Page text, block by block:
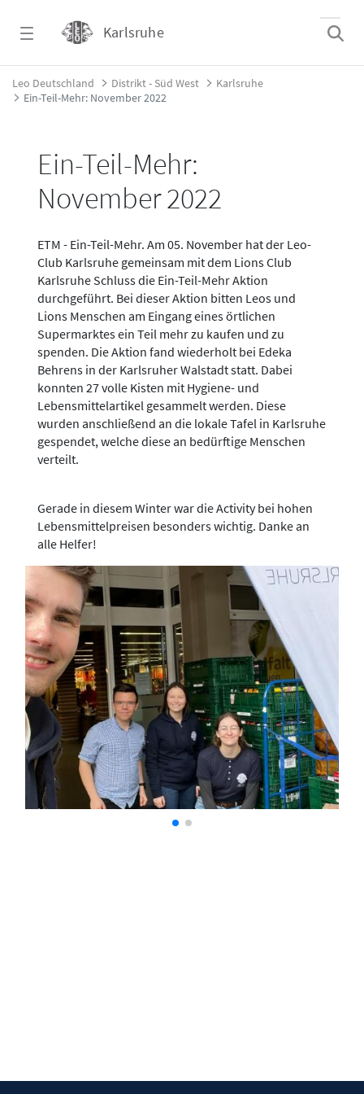
Karlsruhe
Ein-Teil-Mehr: November 2022 - Karlsruhe
Leo Deutschland Distrikt - Süd West
Karlsruhe
Ein-Teil-Mehr: November 2022
Ein-Teil-Mehr:
November 2022
ETM - Ein-Teil-Mehr. Am 05. November hat der Leo-
Club Karlsruhe gemeinsam mit dem Lions Club
Karlsruhe Schluss die Ein-Teil-Mehr Aktion
durchgeführt. Bei dieser Aktion bitten Leos und
Lions Menschen am Eingang eines örtlichen
Supermarktes ein Teil mehr zu kaufen und zu
spenden. Die Aktion fand wiederholt bei Edeka
Behrens in der Karlsruher Walstadt statt. Dabei
konnten 27 volle Kisten mit Hygiene- und
Lebensmittelartikel gesammelt werden. Diese
wurden anschließend an die lokale Tafel in Karlsruhe
gespendet, welche diese an bedürftige Menschen
verteilt.
Gerade in diesem Winter war die Activity bei hohen
Lebensmittelpreisen besonders wichtig. Danke an
alle Helfer!